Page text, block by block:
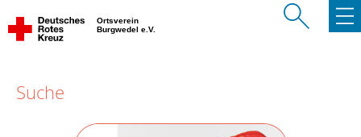
Ortsverein
Burgwedel e.V.
Suche